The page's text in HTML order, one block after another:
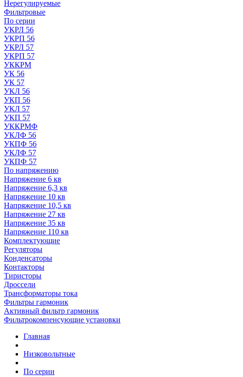
Нерегулируемые
Фильтровые
По серии
УКРЛ 56
УКРП 56
УКРЛ 57
УКРП 57
УККРМ
УК 56
УК 57
УКЛ 56
УКП 56
УКЛ 57
УКП 57
УККРМФ
УКЛФ 56
УКПФ 56
УКЛФ 57
УКПФ 57
По напряжению
Напряжение 6 кв
Напряжение 6,3 кв
Напряжение 10 кв
Напряжение 10,5 кв
Напряжение 27 кв
Напряжение 35 кв
Напряжение 110 кв
Комплектующие
Регуляторы
Конденсаторы
Контакторы
Тиристоры
Дроссели
Трансформаторы тока
Фильтры гармоник
Активный фильтр гармоник
Фильтрокомпенсующие установки
Главная
Низковольтные
По серии